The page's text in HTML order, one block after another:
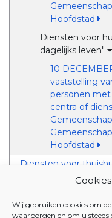
Wij gebruiken cookies om
waarborgen en om u steeds
Hoofdstad
Diensten voor
dagelijks leven"
10
vaststelling
personen
centra of
Hoofdstad
Diensten voor
Diensten voor